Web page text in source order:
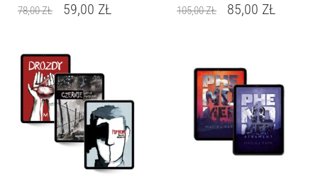
78,00ZŁ 59,00 ZŁ 105,00ZŁ 85,00 ZŁ